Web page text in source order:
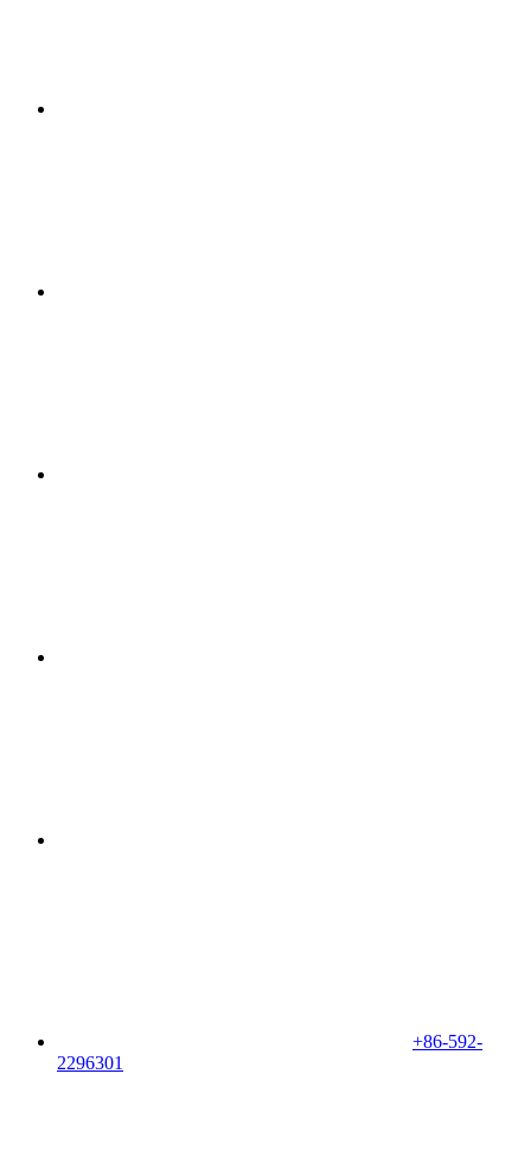
+86-592-
2296301